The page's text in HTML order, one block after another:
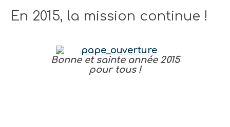
En 2015, la mission continue !
Bonne et sainte année 2015
pour tous !